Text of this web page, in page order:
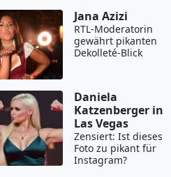
Jana Azizi
RTL-Moderatorin
gewährt pikanten
Dekolleté-Blick
Daniela
Katzenberger in
Las Vegas
Zensiert: Ist dieses
Foto zu pikant für
Instagram?